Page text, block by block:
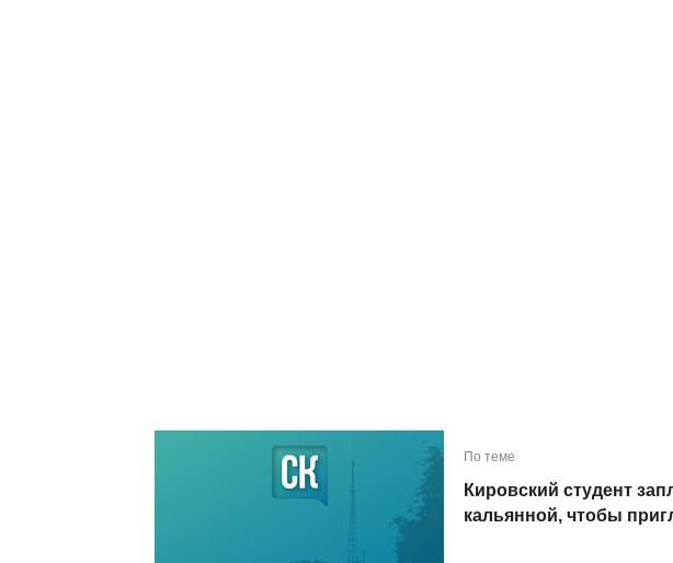
По теме
Кировский студент
кальянной, чтобы